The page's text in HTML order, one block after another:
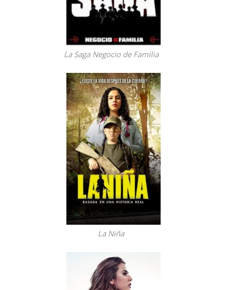
La Saga Negocio de Familia
La Niña